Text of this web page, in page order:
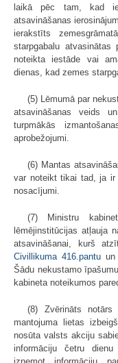
laikā pēc tam, kad
atsavināšanas
ierakstīts
starpgabalu
noteikta iestāde vai
dienas, kad zemes
(5) Lēmumā par
atsavināšanas veids
turpmākās
aprobežojumi.
(6) Mantas
var noteikt tikai tad, ja ir
nosacījumi.
(7) Ministru
lēmējinstitūcijas atļauja
atsavināšanai, kurš
Civillikuma 416.pantuun
Šādu nekustamo
kabineta noteikumos
(8) Zvērināts
mantojuma lietas
nosūta valsts akciju
informāciju četru